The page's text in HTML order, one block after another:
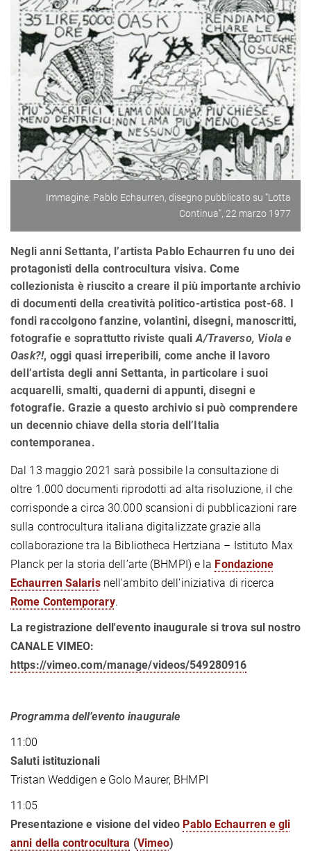
Immagine: Pablo Echaurren, disegno pubblicato su “Lotta
Continua”, 22 marzo 1977
Negli anni Settanta, l’artista Pablo Echaurren fu uno dei
protagonisti della controcultura visiva. Come
collezionista è riuscito a creare il più importante archivio
di documenti della creatività politico-artistica post-68. I
fondi raccolgono fanzine, volantini, disegni, manoscritti,
fotografie e soprattutto riviste qualiA/Traverso, Viola e
Oask?!, oggi quasi irreperibili, come anche il lavoro
dell’artista degli anni Settanta, in particolare i suoi
acquarelli, smalti, quaderni di appunti, disegni e
fotografie. Grazie a questo archivio si può comprendere
un decennio chiave della storia dell’Italia
contemporanea.
Dal 13 maggio 2021 sarà possibile la consultazione di
oltre 1.000 documenti riprodotti ad alta risoluzione, il che
corrisponde a circa 30.000 scansioni di pubblicazioni rare
sulla controcultura italiana digitalizzate grazie alla
collaborazione tra la Bibliotheca Hertziana – Istituto Max
Planck per la storia dell’arte (BHMPI) e la Fondazione
Echaurren Salarisnell'ambito dell'iniziativa di ricerca
Rome Contemporary.
La registrazione dell'evento inaugurale si trova sul nostro
CANALE VIMEO:
https://vimeo.com/manage/videos/549280916
Programma dell’evento inaugurale
11:00
Saluti istituzionali
Tristan Weddigen e Golo Maurer, BHMPI
11:05
Presentazione e visione del video Pablo Echaurren e gli
anni della controcultura (Vimeo)